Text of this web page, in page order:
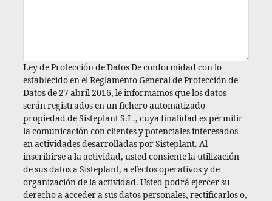
Ley de Protección de Datos De conformidad con lo
establecido en el Reglamento General de Protección de
Datos de 27 abril 2016, le informamos que los datos
serán registrados en un fichero automatizado
propiedad de Sisteplant S.L., cuya finalidad es permitir
la comunicación con clientes y potenciales interesados
en actividades desarrolladas por Sisteplant. Al
inscribirse a la actividad, usted consiente la utilización
de sus datos a Sisteplant, a efectos operativos y de
organización de la actividad. Usted podrá ejercer su
derecho a acceder a sus datos personales, rectificarlos o,